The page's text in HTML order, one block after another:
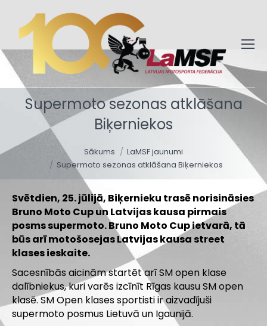
Supermoto sezonas atklāšana
Biķerniekos
You are here:
Sākums
LaMSF jaunumi
Supermoto sezonas atklāšana Biķerniekos
Svētdien, 25. jūlijā, Biķernieku trasē norisināsies
Bruno Moto Cup un Latvijas kausa pirmais
posms supermoto.Bruno Moto Cup ietvarā, tā
būs arī motošosejas Latvijas kausa street
klases ieskaite.
Sacesnībās aicinām startēt arī SM open klase
dalībniekus, kuri varēs izcīnīt Rīgas kausu SM open
klasē.SM Open klases sportisti ir aizvadījuši
supermoto posmus Lietuvā un Igaunijā.